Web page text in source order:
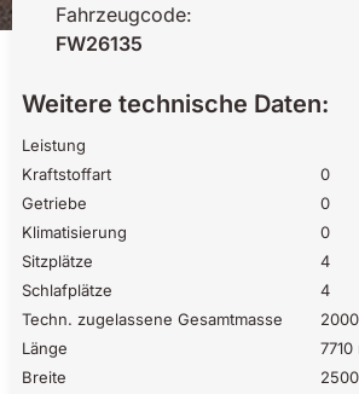
Fahrzeugcode:
FW26135
Weitere technische Daten:
Leistung
Kraftstoffart
0
Getriebe
0
Klimatisierung
0
Sitzplätze
4
Schlafplätze
4
Techn. zugelassene Gesamtmasse
Länge
7710
Breite